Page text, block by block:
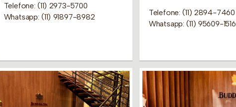
Telefone: (11) 2973-5700
Whatsapp: (11) 91897-8982
Telefone: (11) 2894-7460
Whatsapp: (11) 95609-1516